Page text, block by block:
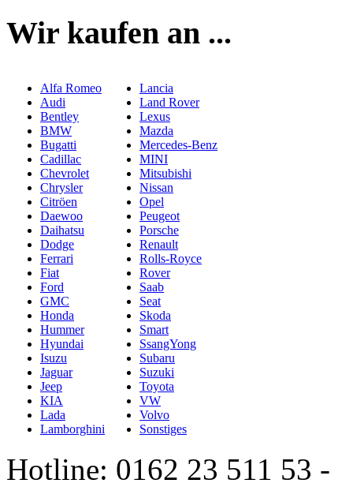
Wir kaufen an ...
Alfa Romeo
Audi
Bentley
BMW
Bugatti
Cadillac
Chevrolet
Chrysler
Citröen
Daewoo
Daihatsu
Dodge
Ferrari
Fiat
Ford
GMC
Honda
Hummer
Hyundai
Isuzu
Jaguar
Jeep
KIA
Lada
Lamborghini
Lancia
Land Rover
Lexus
Mazda
Mercedes-Benz
MINI
Mitsubishi
Nissan
Opel
Peugeot
Porsche
Renault
Rolls-Royce
Rover
Saab
Seat
Skoda
Smart
SsangYong
Subaru
Suzuki
Toyota
VW
Volvo
Sonstiges
Hotline: 0162 23 511 53 -